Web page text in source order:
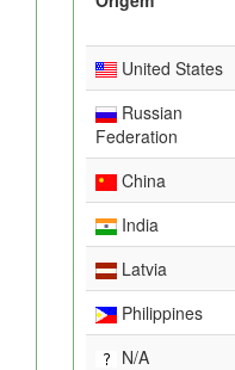
United States
Russian
Federation
China
India
Latvia
Philippines
N/A